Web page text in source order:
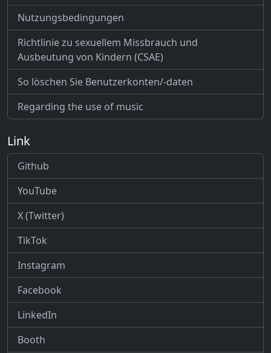
Nutzungsbedingungen
Richtlinie zu sexuellem Missbrauch und
Ausbeutung von Kindern (CSAE)
So löschen Sie Benutzerkonten/-daten
Regarding the use of music
Link
Github
YouTube
X (Twitter)
TikTok
Instagram
Facebook
LinkedIn
Booth